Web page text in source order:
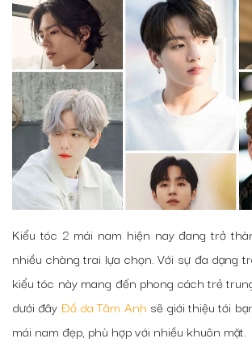
Kiểu tóc 2 mái nam hiện nay đang trở
nhiều chàng trai lựa chọn. Với sự đa dạng
kiểu tóc này mang đến phong cách trẻ
dưới đây Đồ da Tâm Anh sẽ giới thiệu tới
mái nam đẹp, phù hợp với nhiều khuôn mặt.